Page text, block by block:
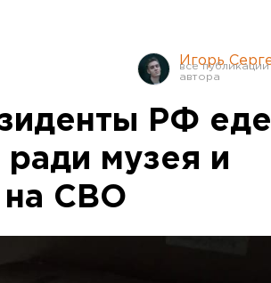
Игорь
РФ
ради музея и
на СВО